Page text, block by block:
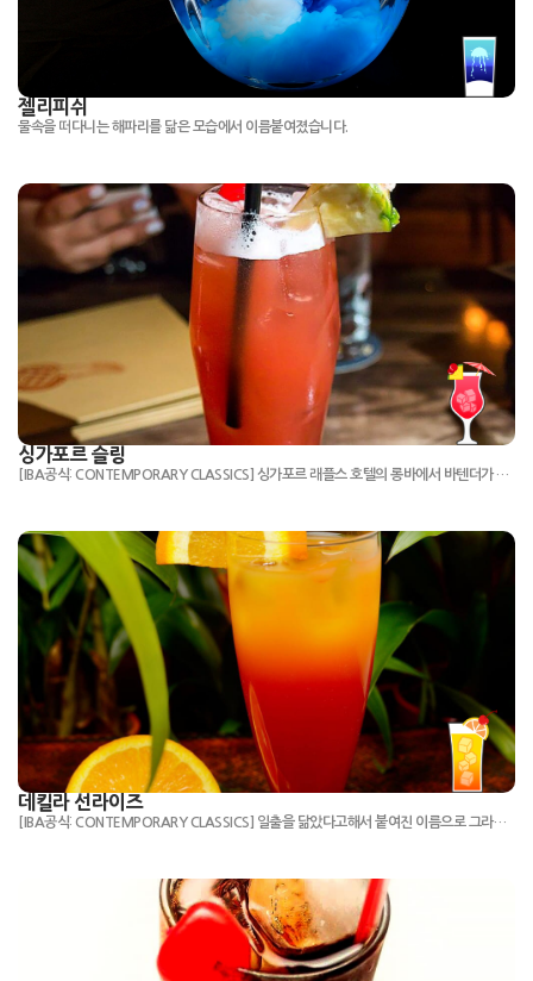
젤리피쉬
물속을 떠다니는 해파리를 닮은 모습에서 이름붙여졌습니다.
싱가포르 슬링
[IBA공식: CONTEMPORARY CLASSICS] 싱가포르 래플스 호텔의 롱바에서 바텐더가 당시 공공장소에서 술을 마실수 없던 여성들을 위해 과일주스처럼 보이는 칵테일을 만들었다고 합니다.
데킬라 선라이즈
[IBA공식: CONTEMPORARY CLASSICS] 일출을 닮았다고해서 붙여진 이름으로 그라데이션으로 해 뜰 때의 붉은 하늘을 연상시킵니다.